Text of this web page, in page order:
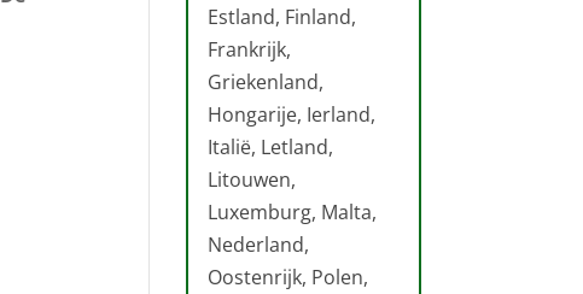
Estland, Finland,
Frankrijk,
Griekenland,
Hongarije, Ierland,
Italië, Letland,
Litouwen,
Luxemburg, Malta,
Nederland,
Oostenrijk, Polen,